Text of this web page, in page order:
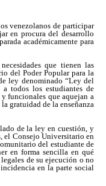
venezolanos de participar
en procura del desarrollo
académicamente para
que tienen las
del Poder Popular para la
ley denominado “Ley del
todos los estudiantes de
funcionales que aquejan a
gratuidad de la enseñanza
de la ley en cuestión, y
el Consejo Universitario en
del estudiante de
en forma sencilla en qué
de su ejecución o no
en la parte social